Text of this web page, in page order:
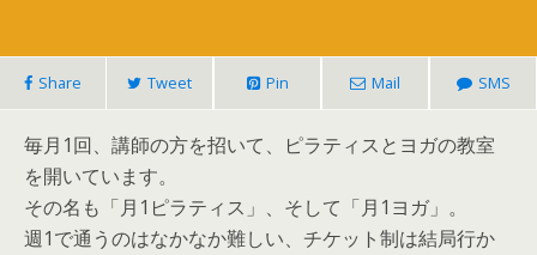
Share Tweet Pin Mail SMS
毎月1回、講師の方を招いて、ピラティスとヨガの教室
を開いています。
その名も「月1ピラティス」、そして「月1ヨガ」。
週1で通うのはなかなか難しい、チケット制は結局行か